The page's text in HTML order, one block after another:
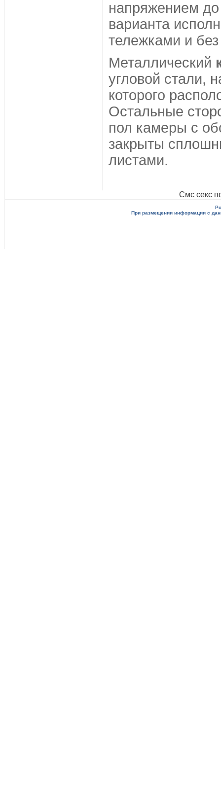
напряжением
варианта
тележками и
Металлический
угловой стали,
которого
Остальные
пол камеры с
закрыты
листами.
Смс секс
При размещении информации с